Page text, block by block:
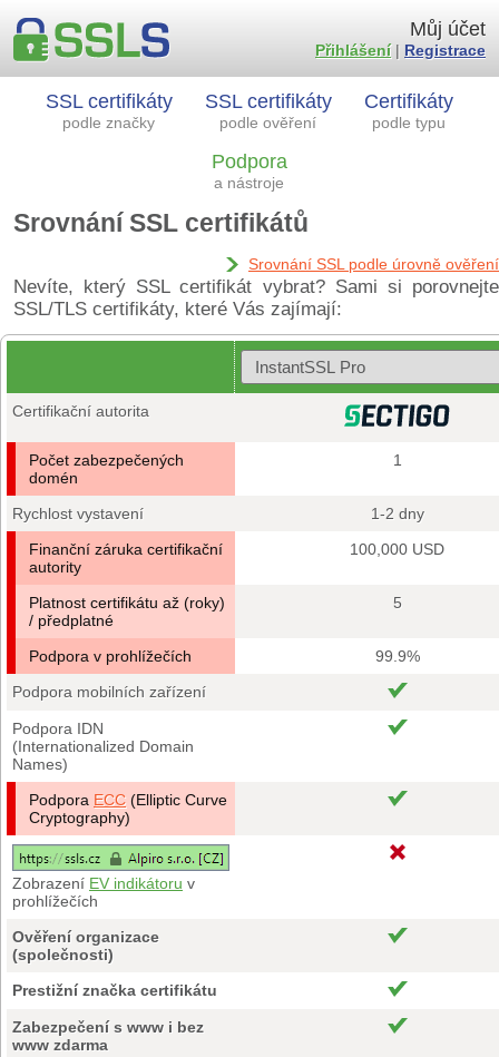
SSL certifikáty
podle značky
SSL certifikáty
podle ověření
Certifikáty
podle typu
Podpora
a nástroje
Můj účet
Přihlášení| Registrace
Srovnání SSL certifikátů
Srovnání SSL podle úrovně ověření
Nevíte, který SSL certifikát vybrat? Sami si porovnejte
SSL/TLS certifikáty, které Vás zajímají:
Certifikační autorita
Počet zabezpečených
domén
1
Rychlost vystavení
1-2 dny
Finanční záruka certifikační
autority
100,000 USD
Platnost certifikátu až (roky)
/ předplatné
5
Podpora v prohlížečích
99.9%
Podpora mobilních zařízení
Podpora IDN
(Internationalized Domain
Names)
Podpora ECC (Elliptic Curve
Cryptography)
Zobrazení EV indikátoru v
prohlížečích
Ověření organizace
(společnosti)
Prestižní značka certifikátu
Zabezpečení s www i bez
www zdarma